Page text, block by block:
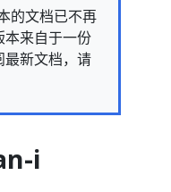
的文档已不再
本来自于一份
最新文档，请
i